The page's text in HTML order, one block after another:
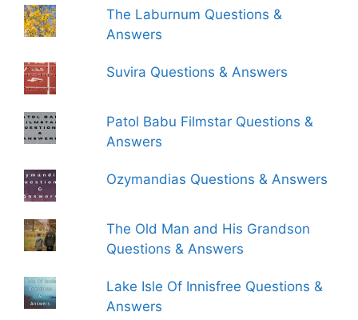
The Laburnum Questions &
Answers
Suvira Questions & Answers
Patol Babu Filmstar Questions &
Answers
Ozymandias Questions & Answers
The Old Man and His Grandson
Questions & Answers
Lake Isle Of Innisfree Questions &
Answers